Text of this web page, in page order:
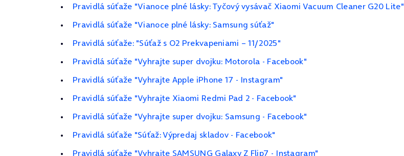
Pravidlá súťaže "Vianoce plné lásky: Tyčový vysávač Xiaomi Vacuum Cleaner G20 Lite"
Pravidlá súťaže "Vianoce plné lásky: Samsung súťaž"
Pravidlá súťaže: "Súťaž s O2 Prekvapeniami – 11/2025"
Pravidlá súťaže "Vyhrajte super dvojku: Motorola - Facebook"
Pravidlá súťaže "Vyhrajte Apple iPhone 17 - Instagram"
Pravidlá súťaže "Vyhrajte Xiaomi Redmi Pad 2 - Facebook"
Pravidlá súťaže "Vyhrajte super dvojku: Samsung - Facebook"
Pravidlá súťaže "Súťaž: Výpredaj skladov - Facebook"
Pravidlá súťaže "Vyhrajte SAMSUNG Galaxy Z Flip7 - Instagram"